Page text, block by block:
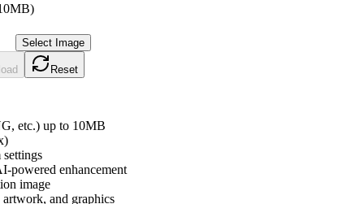
Select Image
Reset
etc.) up to 10MB
powered enhancement
image
and graphics